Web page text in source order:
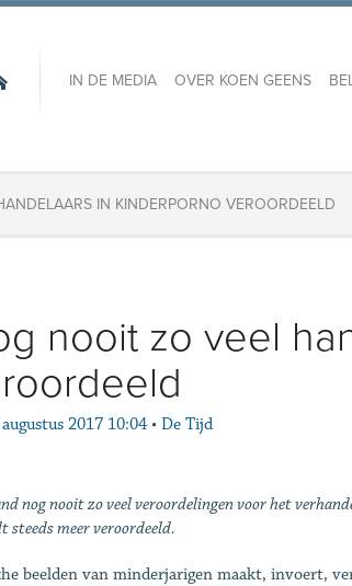
IN DE MEDIA OVER KOEN GEENS
IN KINDERPORNO VEROORDEELD
nooit zo veel
2017 10:04 • De Tijd
nog nooit zo veel veroordelingen voor het
meer veroordeeld.
beelden van minderjarigen maakt, invoert,